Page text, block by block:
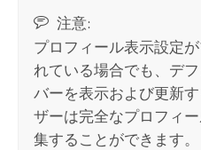
注意:
プロフィール表示設定
れている場合でも、デ
バーを表示および更新
ザーは完全なプロフィ
集することができます。